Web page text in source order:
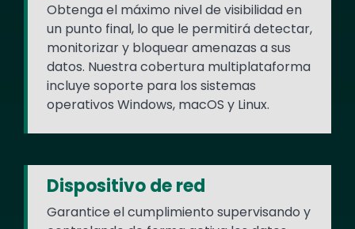
Obtenga el máximo nivel de visibilidad en
un punto final, lo que le permitirá detectar,
monitorizar y bloquear amenazas a sus
datos. Nuestra cobertura multiplataforma
incluye soporte para los sistemas
operativos Windows, macOS y Linux.
Dispositivo de red
Garantice el cumplimiento supervisando y